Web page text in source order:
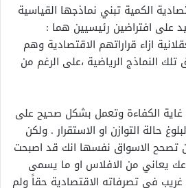
الكمية تبني نماذجها القياسية
على افتراضين رئيسيين هما :
ازاء قراراتهم الاقتصادية وهم
النماذج الرياضية ،على الرغم من
الكفاءة وتعمل بشكل صحيح على
حالة التوازن او الاستقرار . ولكن
الاسواق نفسها انك قد اصبحت
يعاني من الافلاس او ما يسمى
غريب في تصرفاته الاقتصادية حقاً ولم